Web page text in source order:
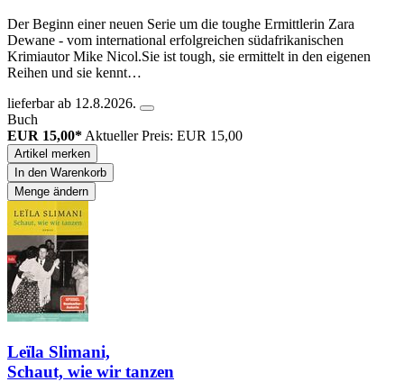
Der Beginn einer neuen Serie um die toughe Ermittlerin Zara
Dewane - vom international erfolgreichen südafrikanischen
Krimiautor Mike Nicol.Sie ist tough, sie ermittelt in den eigenen
Reihen und sie kennt…
lieferbar ab 12.8.2026.
Buch
EUR 15,00* Aktueller Preis: EUR 15,00
Artikel merken
In den Warenkorb
Menge ändern
Leïla Slimani,
Schaut, wie wir tanzen